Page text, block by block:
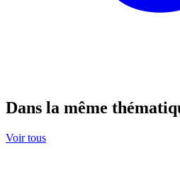
Dans la même
Voir tous